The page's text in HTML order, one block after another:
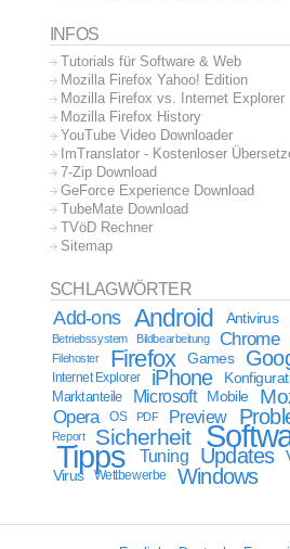
INFOS
Tutorials für Software & Web
Mozilla Firefox Yahoo! Edition
Mozilla Firefox vs. Internet Explorer
Mozilla Firefox History
YouTube Video Downloader
ImTranslator - Kostenloser
7-Zip Download
GeForce Experience Download
TubeMate Download
TVöD Rechner
Sitemap
SCHLAGWÖRTER
Add-ons Android Antivirus
Betriebssystem
Bildbearbeitung Chrome
Filehoster Firefox Games
Internet Explorer iPhone
Marktanteile Microsoft Mobile
Opera OS PDF Preview
Report Sicherheit
Tipps Tuning Updates
Virus Wettbewerbe Windows